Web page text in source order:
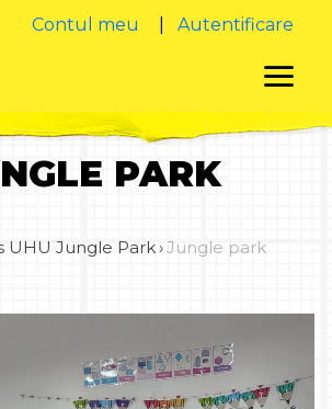
Contul meu Autentificare
PARK
UHU Jungle Park›Jungle park